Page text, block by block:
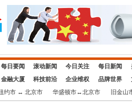
每日要闻 滚动新闻 今日关注 每日新闻
金融大厦 科技前沿 企业维权 品牌世界
约市↔ 北京市 华盛顿市↔北京市 旧金山